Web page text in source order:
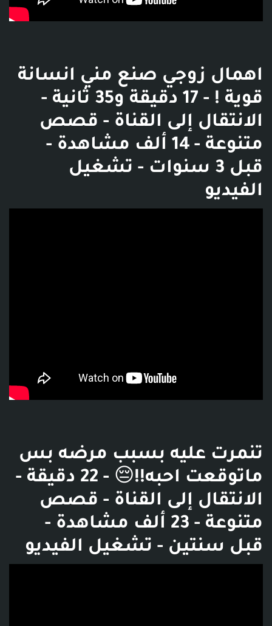
اهمال زوجي صنع مني انسانة
قوية ! - 17 دقيقة و35 ثانية -
الانتقال إلى القناة - قصص
متنوعة - 14 ألف مشاهدة -
قبل 3 سنوات - تشغيل
الفيديو
تنمرت عليه بسبب مرضه بس
ماتوقعت احبه!!😔 - 22 دقيقة -
الانتقال إلى القناة - قصص
متنوعة - 23 ألف مشاهدة -
قبل سنتين - تشغيل الفيديو